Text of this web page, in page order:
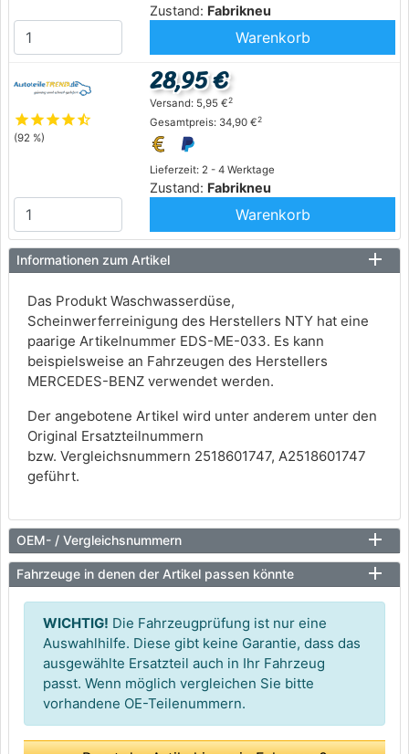
Zustand: Fabrikneu
Warenkorb
starstarstarstarstar_half
(92 %)
Lieferzeit: 2 - 4 Werktage
Zustand: Fabrikneu
28,95 €
Versand: 5,95 €2
Gesamtpreis: 34,90 €2
Warenkorb
Informationen zum Artikel
Das Produkt Waschwasserdüse,
Scheinwerferreinigung des Herstellers NTY hat eine
paarige Artikelnummer EDS-ME-033. Es kann
beispielsweise an Fahrzeugen des Herstellers
MERCEDES-BENZ verwendet werden.
Der angebotene Artikel wird unter anderem unter den
Original Ersatzteilnummern
bzw. Vergleichsnummern 2518601747, A2518601747
geführt.
OEM- / Vergleichsnummern
Fahrzeuge in denen der Artikel passen könnte
WICHTIG! Die Fahrzeugprüfung ist nur eine
Auswahlhilfe. Diese gibt keine Garantie, dass das
ausgewählte Ersatzteil auch in Ihr Fahrzeug
passt. Wenn möglich vergleichen Sie bitte
vorhandene OE-Teilenummern.